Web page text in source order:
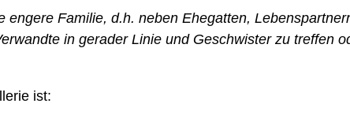
Familie, d.h. neben Ehegatten,
in gerader Linie und Geschwister zu treffen
ist: